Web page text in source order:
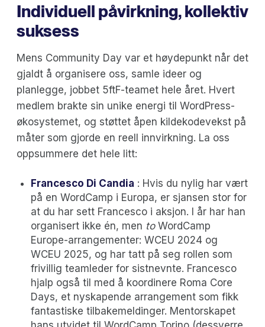
Individuell påvirkning, kollektiv
suksess
Mens Community Day var et høydepunkt når det
gjaldt å organisere oss, samle ideer og
planlegge, jobbet 5ftF-teamet hele året. Hvert
medlem brakte sin unike energi til WordPress-
økosystemet, og støttet åpen kildekodevekst på
måter som gjorde en reell innvirkning. La oss
oppsummere det hele litt:
Francesco Di Candia : Hvis du nylig har vært
på en WordCamp i Europa, er sjansen stor for
at du har sett Francesco i aksjon. I år har han
organisert ikke én, men toWordCamp
Europe-arrangementer: WCEU 2024 og
WCEU 2025, og har tatt på seg rollen som
frivillig teamleder for sistnevnte. Francesco
hjalp også til med å koordinere Roma Core
Days, et nyskapende arrangement som fikk
fantastiske tilbakemeldinger. Mentorskapet